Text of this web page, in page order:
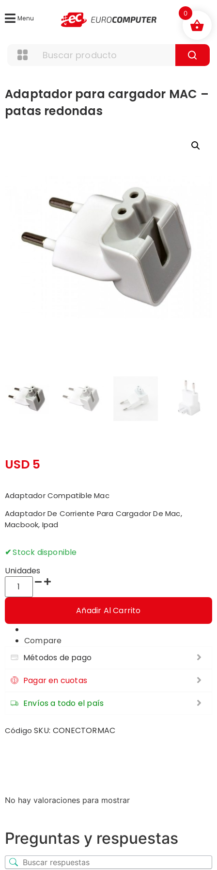
Menu
Adaptador para cargador MAC –
patas redondas
USD 5
Adaptador Compatible Mac
Adaptador De Corriente Para Cargador De Mac,
Macbook, Ipad
Stock disponible
Unidades
Añadir Al Carrito
Compare
Métodos de pago
Pagar en cuotas
Envíos a todo el país
Código SKU: CONECTORMAC
No hay valoraciones para mostrar
Preguntas y respuestas
0